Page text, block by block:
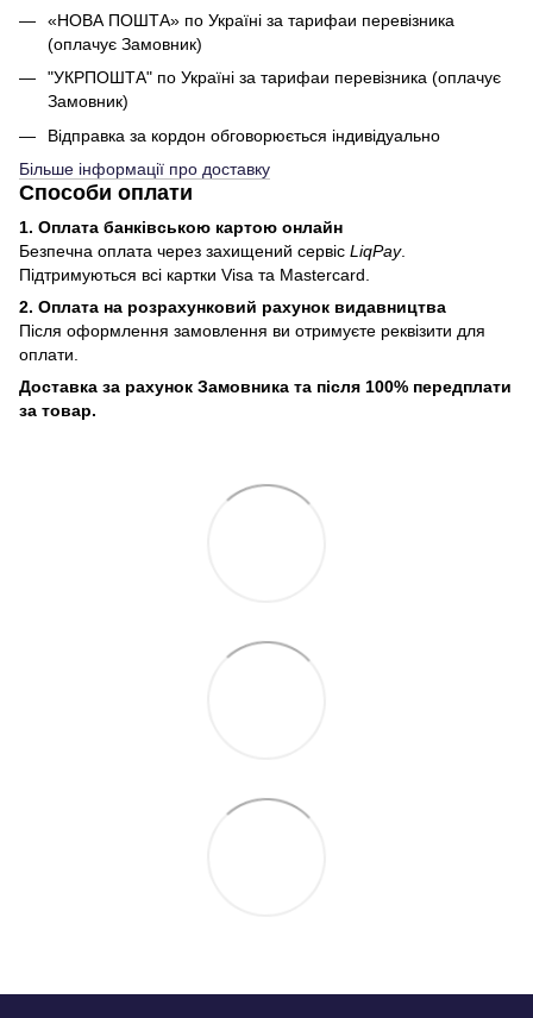
«НОВА ПОШТА» по Україні за тарифаи перевізника
(оплачує Замовник)
"УКРПОШТА" по Україні за тарифаи перевізника (оплачує
Замовник)
Відправка за кордон обговорюється індивідуально
Більше інформації про доставку
Способи оплати
1. Оплата банківською картою онлайн
Безпечна оплата через захищений сервіс LiqPay.
Підтримуються всі картки Visa та Mastercard.
2. Оплата на розрахунковий рахунок видавництва
Після оформлення замовлення ви отримуєте реквізити для
оплати.
Доставка за рахунок Замовника та після 100% передплати
за товар.